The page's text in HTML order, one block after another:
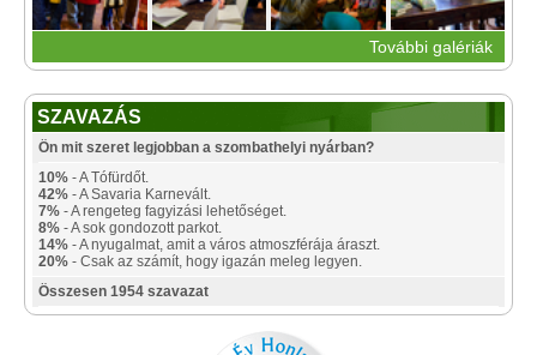
További galériák
SZAVAZÁS
Ön mit szeret legjobban a szombathelyi nyárban?
10% - A Tófürdőt.
42% - A Savaria Karnevált.
7% - A rengeteg fagyizási lehetőséget.
8% - A sok gondozott parkot.
14% - A nyugalmat, amit a város atmoszférája áraszt.
20% - Csak az számít, hogy igazán meleg legyen.
Összesen 1954 szavazat